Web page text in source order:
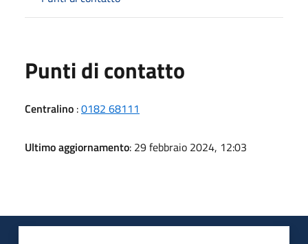
Punti di contatto
Centralino :0182 68111
Ultimo aggiornamento: 29 febbraio 2024, 12:03